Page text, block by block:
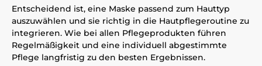
Entscheidend ist, eine Maske passend zum Hauttyp
auszuwählen und sie richtig in die Hautpflegeroutine zu
integrieren. Wie bei allen Pflegeprodukten führen
Regelmäßigkeit und eine individuell abgestimmte
Pflege langfristig zu den besten Ergebnissen.